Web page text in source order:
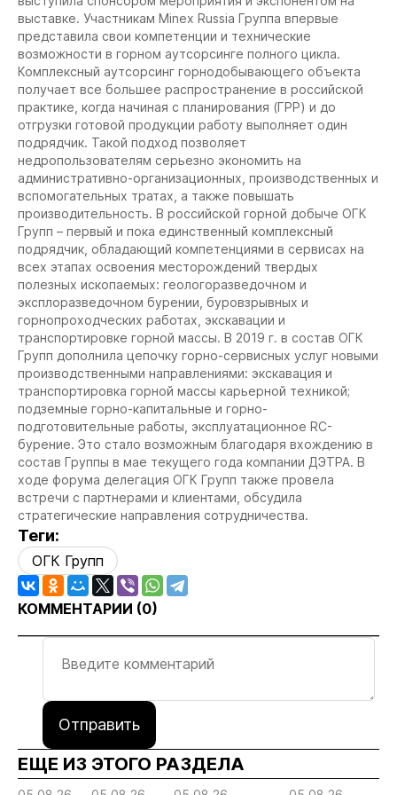
выставке. Участникам Minex Russia Группа впервые
представила свои компетенции и технические
возможности в горном аутсорсинге полного цикла.
Комплексный аутсорсинг горнодобывающего объекта
получает все большее распространение в российской
практике, когда начиная с планирования (ГРР) и до
отгрузки готовой продукции работу выполняет один
подрядчик. Такой подход позволяет
недропользователям серьезно экономить на
административно-организационных, производственных и
вспомогательных тратах, а также повышать
производительность. В российской горной добыче ОГК
Групп – первый и пока единственный комплексный
подрядчик, обладающий компетенциями в сервисах на
всех этапах освоения месторождений твердых
полезных ископаемых: геологоразведочном и
эксплоразведочном бурении, буровзрывных и
горнопроходческих работах, экскавации и
транспортировке горной массы. В 2019 г. в состав ОГК
Групп дополнила цепочку горно-сервисных услуг новыми
производственными направлениями: экскавация и
транспортировка горной массы карьерной техникой;
подземные горно-капитальные и горно-
подготовительные работы, эксплуатационное RC-
бурение. Это стало возможным благодаря вхождению в
состав Группы в мае текущего года компании ДЭТРА. В
ходе форума делегация ОГК Групп также провела
встречи с партнерами и клиентами, обсудила
стратегические направления сотрудничества.
Теги:
ОГК Групп
КОММЕНТАРИИ (0)
Отправить
ЕЩЕ ИЗ ЭТОГО РАЗДЕЛА